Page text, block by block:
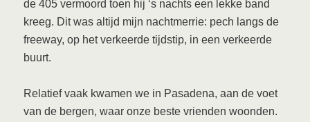
de 405 vermoord toen hij ‘s nachts een lekke band
kreeg. Dit was altijd mijn nachtmerrie: pech langs de
freeway, op het verkeerde tijdstip, in een verkeerde
buurt.
Relatief vaak kwamen we in Pasadena, aan de voet
van de bergen, waar onze beste vrienden woonden.